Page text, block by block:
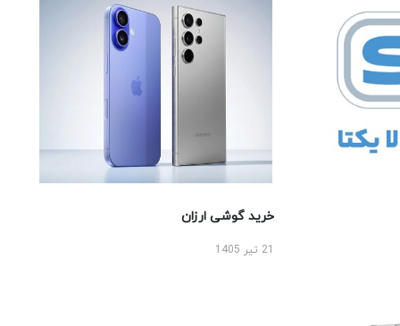
خرید گوشی ارزان